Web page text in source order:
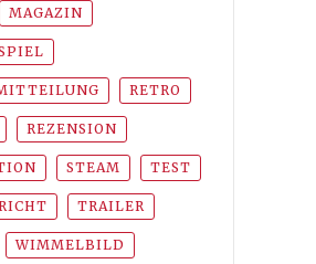
MAGAZIN
RETRO
REZENSION
STEAM TEST
TRAILER
WIMMELBILD